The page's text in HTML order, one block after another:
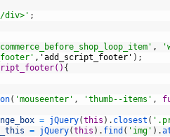
div>' ;
,
,'add_script_footer' ) ;
{
on( 'mouseenter' , 'thumb--items' ,
= jQuery(this ) . closest (
= jQuery(this ) . find ( 'img' ) .